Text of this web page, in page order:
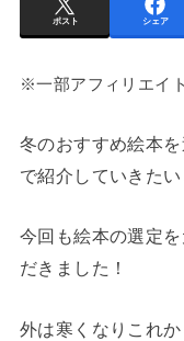
ポスト シェア
※一部アフィリエイ
冬のおすすめ絵本
で紹介していきたい
今回も絵本の選定
だきました！
外は寒くなりこれ